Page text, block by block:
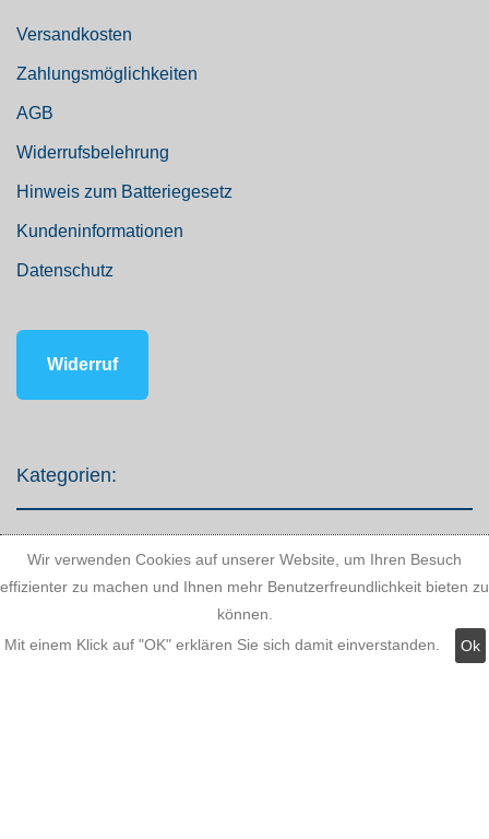
Versandkosten
Zahlungsmöglichkeiten
AGB
Widerrufsbelehrung
Hinweis zum Batteriegesetz
Kundeninformationen
Datenschutz
Widerruf
Kategorien:
Fassadenstuck
LED Stuckleisten
Wir verwenden Cookies auf unserer Website, um Ihren Besuch
effizienter zu machen und Ihnen mehr Benutzerfreundlichkeit bieten zu
können.
Mit einem Klick auf "OK" erklären Sie sich damit einverstanden.
Ok